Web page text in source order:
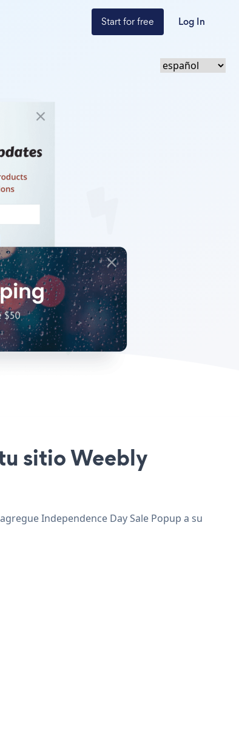
Start for free Log In
sitio Weebly
Independence Day Sale Popup a su